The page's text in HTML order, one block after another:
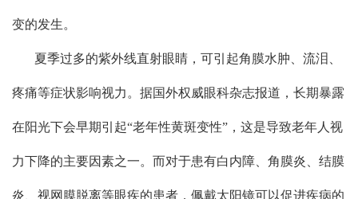
变的发生。
夏季过多的紫外线直射眼睛，可引起角膜水肿、流泪、
疼痛等症状影响视力。据国外权威眼科杂志报道，长期暴露
在阳光下会早期引起“老年性黄斑变性”，这是导致老年人视
力下降的主要因素之一。而对于患有白内障、角膜炎、结膜
炎、视网膜脱离等眼疾的患者，佩戴太阳镜可以促进疾病的